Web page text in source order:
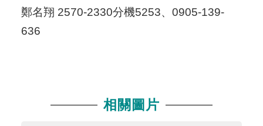
鄭名翔 2570-2330分機5253、0905-139-
636
相關圖片